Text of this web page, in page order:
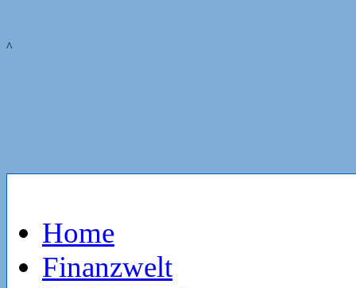
^
Home
Finanzwelt